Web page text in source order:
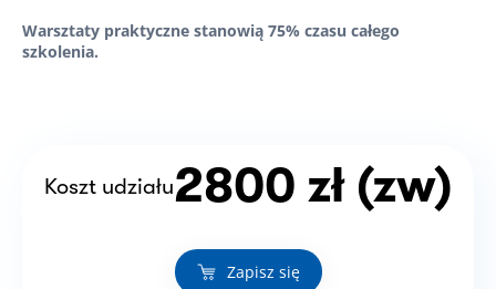
Warsztaty praktyczne stanowią 75% czasu całego
szkolenia.
Koszt udziału2800 zł (zw)
Zapisz się